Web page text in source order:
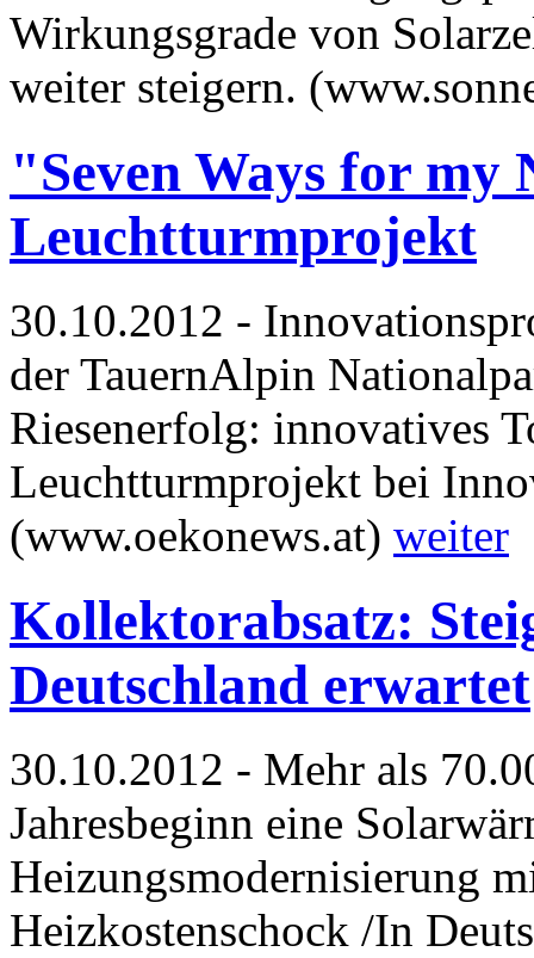
Wirkungsgrade von
weiter steigern.
"Seven Ways for my
Leuchtturmprojekt
30.10.2012 -
der TauernAlpin
Riesenerfolg: innovatives
Leuchtturmprojekt bei
(www.oekonews.at) weiter
Kollektorabsatz:
Deutschland erwartet
30.10.2012 - Mehr als
Jahresbeginn eine
Heizungsmodernisierung
Heizkostenschock /In